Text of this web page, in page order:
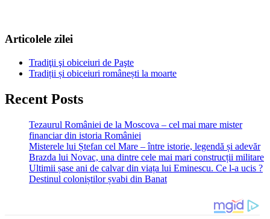
Articolele zilei
Tradiţii şi obiceiuri de Paşte
Tradiții și obiceiuri românești la moarte
Recent Posts
Tezaurul României de la Moscova – cel mai mare mister
financiar din istoria României
Misterele lui Ștefan cel Mare – între istorie, legendă și adevăr
Brazda lui Novac, una dintre cele mai mari construcții militare
Ultimii șase ani de calvar din viața lui Eminescu. Ce l-a ucis ?
Destinul coloniștilor șvabi din Banat